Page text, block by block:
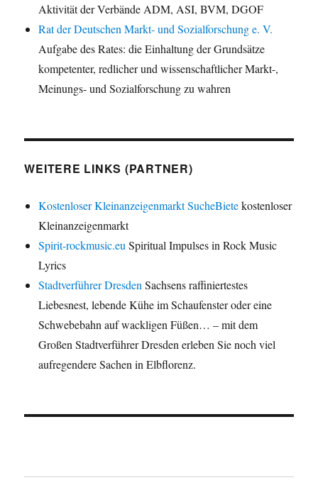
Aktivität der Verbände ADM, ASI, BVM, DGOF
Rat der Deutschen Markt- und Sozialforschung e. V.
Aufgabe des Rates: die Einhaltung der Grundsätze
kompetenter, redlicher und wissenschaftlicher Markt-,
Meinungs- und Sozialforschung zu wahren
WEITERE LINKS (PARTNER)
Kostenloser Kleinanzeigenmarkt SucheBietekostenloser
Kleinanzeigenmarkt
Spirit-rockmusic.eu Spiritual Impulses in Rock Music
Lyrics
Stadtverführer Dresden Sachsens raffiniertestes
Liebesnest, lebende Kühe im Schaufenster oder eine
Schwebebahn auf wackligen Füßen… – mit dem
Großen Stadtverführer Dresden erleben Sie noch viel
aufregendere Sachen in Elbflorenz.